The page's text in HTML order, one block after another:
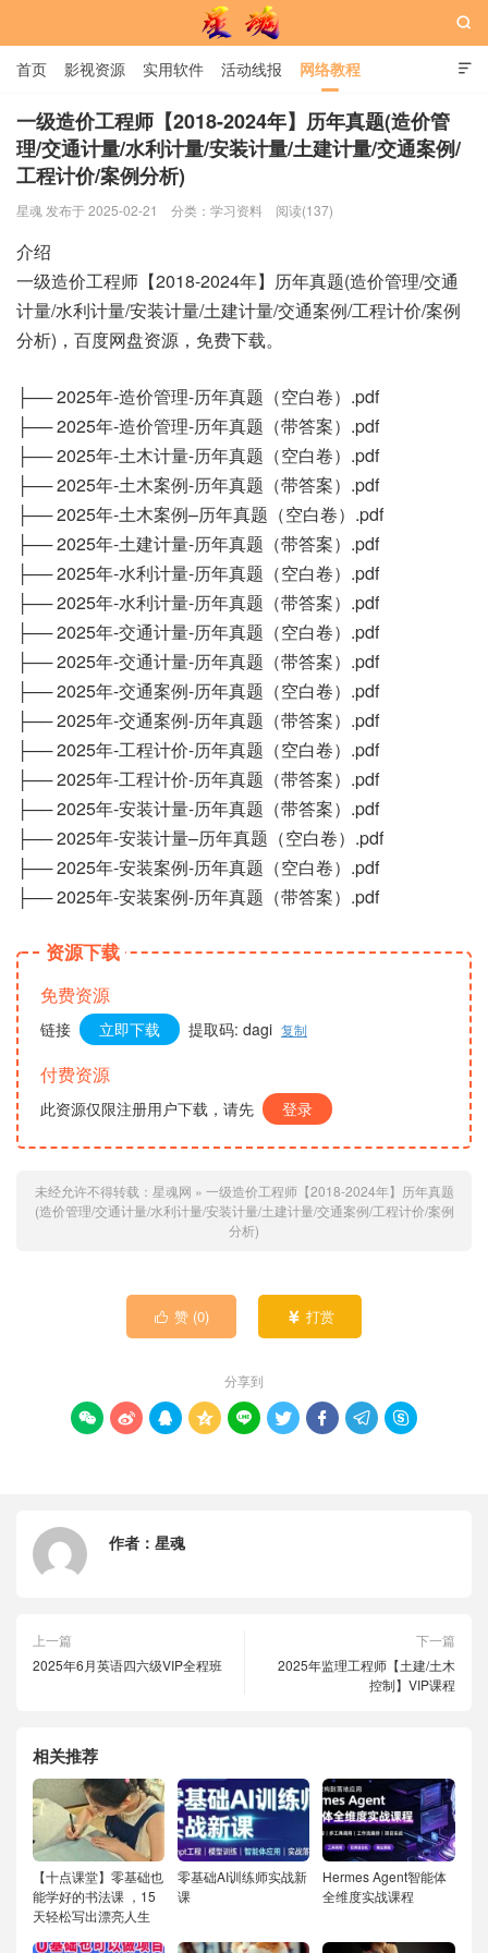

首页 影视资源 实用软件 活动线报 网络教程
用户中心 书籍 娱乐

一级造价工程师【2018-2024年】历年真题(造价管
理/交通计量/水利计量/安装计量/土建计量/交通案例/
工程计价/案例分析)
星魂 发布于 2025-02-21 分类： 学习资料 阅读(137)
介绍
一级造价工程师【2018-2024年】历年真题(造价管理/交通
计量/水利计量/安装计量/土建计量/交通案例/工程计价/案例
分析)，百度网盘资源，免费下载。
├── 2025年-造价管理-历年真题（空白卷）.pdf
├── 2025年-造价管理-历年真题（带答案）.pdf
├── 2025年-土木计量-历年真题（空白卷）.pdf
├── 2025年-土木案例-历年真题（带答案）.pdf
├── 2025年-土木案例–历年真题（空白卷）.pdf
├── 2025年-土建计量-历年真题（带答案）.pdf
├── 2025年-水利计量-历年真题（空白卷）.pdf
├── 2025年-水利计量-历年真题（带答案）.pdf
├── 2025年-交通计量-历年真题（空白卷）.pdf
├── 2025年-交通计量-历年真题（带答案）.pdf
├── 2025年-交通案例-历年真题（空白卷）.pdf
├── 2025年-交通案例-历年真题（带答案）.pdf
├── 2025年-工程计价-历年真题（空白卷）.pdf
├── 2025年-工程计价-历年真题（带答案）.pdf
├── 2025年-安装计量-历年真题（带答案）.pdf
├── 2025年-安装计量–历年真题（空白卷）.pdf
├── 2025年-安装案例-历年真题（空白卷）.pdf
├── 2025年-安装案例-历年真题（带答案）.pdf
资源下载
免费资源
链接 立即下载 提取码: dagi 复制
付费资源
此资源仅限注册用户下载，请先 登录
未经允许不得转载： 星魂网 » 一级造价工程师【2018-2024年】历年真题
(造价管理/交通计量/水利计量/安装计量/土建计量/交通案例/工程计价/案例
分析)
 赞 (0)  打赏
分享到
        
作者： 星魂
上一篇
2025年6月英语四六级VIP全程班
下一篇
2025年监理工程师【土建/土木
控制】VIP课程
相关推荐
【十点课堂】零基础也
能学好的书法课 ，15
天轻松写出漂亮人生
零基础AI训练师实战新
课
Hermes Agent智能体
全维度实战课程